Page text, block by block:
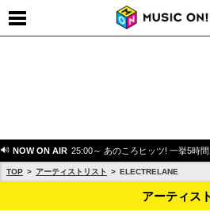
NOW ON AIR 25:00～ あのころヒッツ! 一挙5時
TOP アーティストリスト ELECTRELANE
アーティスト